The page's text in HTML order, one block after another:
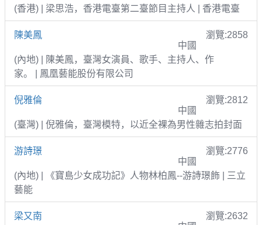
(香港) | 梁思浩，香港電臺第二臺節目主持人 | 香港電臺
陳美鳳
瀏覽:2858
中國
(內地) | 陳美鳳，臺灣女演員、歌手、主持人、作
家。 | 鳳凰藝能股份有限公司
倪雅倫
瀏覽:2812
中國
(臺灣) | 倪雅倫，臺灣模特，以近全裸為男性雜志拍封面
游詩璟
瀏覽:2776
中國
(內地) | 《寶島少女成功記》人物林柏鳳--游詩璟飾 | 三立
藝能
梁又南
瀏覽:2632